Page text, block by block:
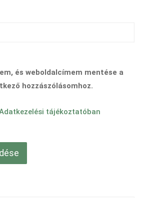
és weboldalcímem mentése a
hozzászólásomhoz.
tájékoztatóban